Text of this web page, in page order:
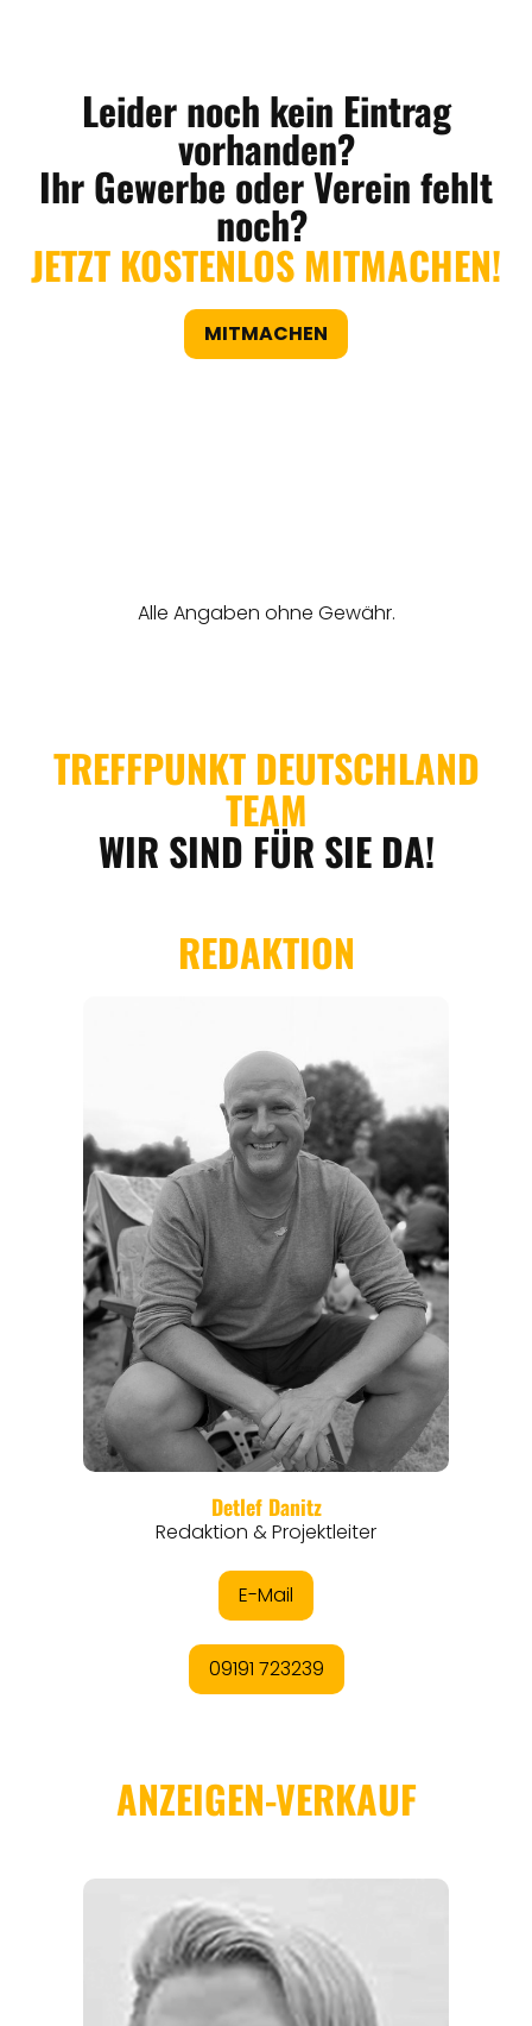
REGIONEN
ORTE
Leider noch kein Eintrag
vorhanden?
Ihr Gewerbe oder Verein fehlt
noch?
JETZT KOSTENLOS MITMACHEN!
MITMACHEN